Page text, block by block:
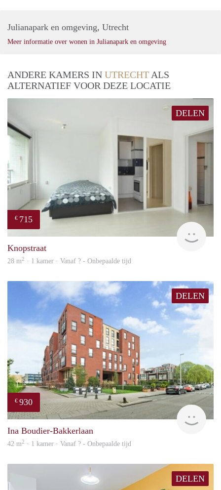
Julianapark en omgeving, Utrecht
Meer informatie over wonen in Julianapark en omgeving
ANDERE KAMERS IN UTRECHT ALS
ALTERNATIEF VOOR DEZE LOCATIE
DELEN
€ 715
Knopstraat
28 m2 · 1 kamer · Vanaf ? - Onbepaalde tijd
DELEN
€ 930
Ina Boudier-Bakkerlaan
42 m2 · 1 kamer · Vanaf ? - Onbepaalde tijd
DELEN